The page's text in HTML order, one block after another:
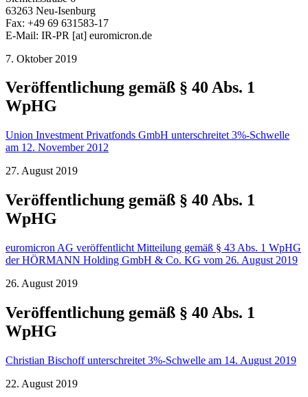
63263 Neu-Isenburg
Fax: +49 69 631583-17
E-Mail: IR-PR [at] euromicron.de
7. Oktober 2019
Veröffentlichung gemäß § 40 Abs. 1
WpHG
Union Investment Privatfonds GmbH unterschreitet 3%-Schwelle
am 12. November 2012
27. August 2019
Veröffentlichung gemäß § 40 Abs. 1
WpHG
euromicron AG veröffentlicht Mitteilung gemäß § 43 Abs. 1 WpHG
der HÖRMANN Holding GmbH & Co. KG vom 26. August 2019
26. August 2019
Veröffentlichung gemäß § 40 Abs. 1
WpHG
Christian Bischoff unterschreitet 3%-Schwelle am 14. August 2019
22. August 2019